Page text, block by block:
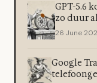
GPT-5.6
zo duur
26 June
Google